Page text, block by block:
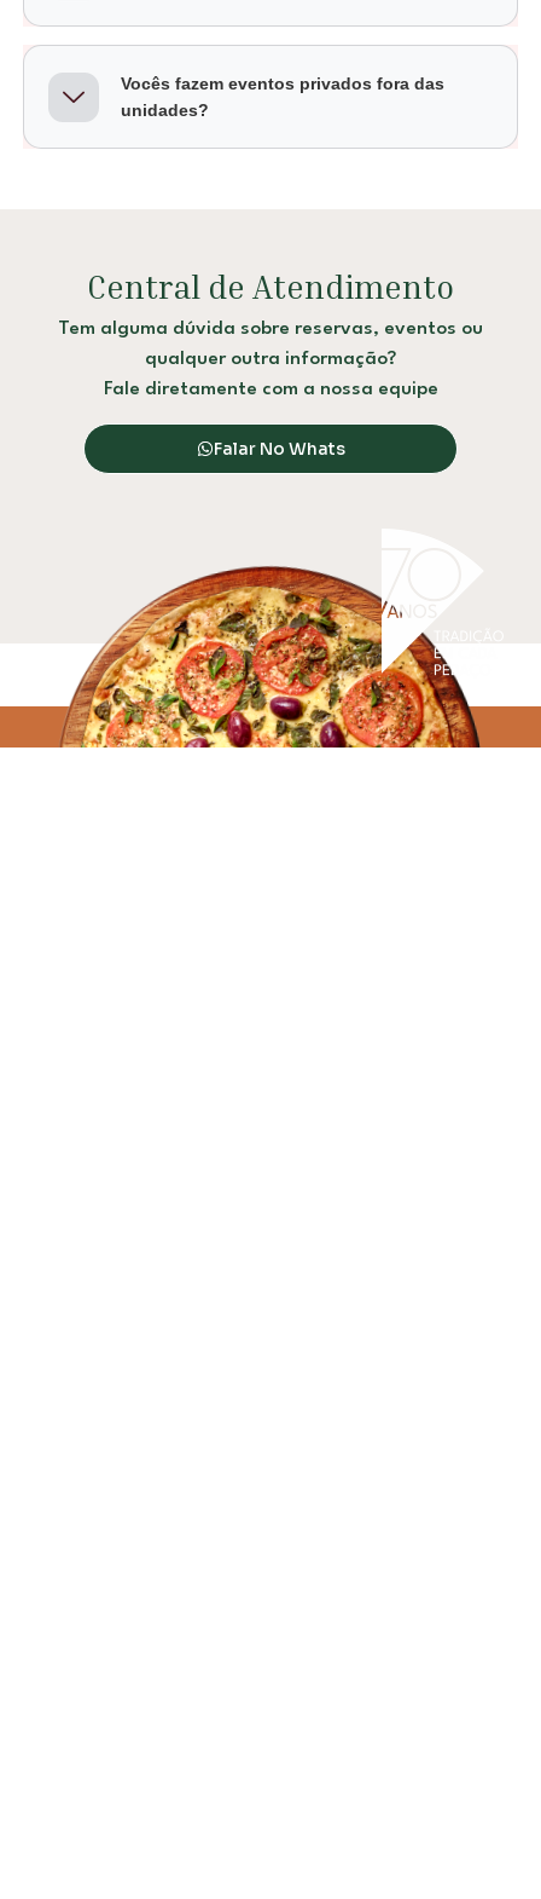
Vocês fazem eventos privados fora das
unidades?
Central de Atendimento
Tem alguma dúvida sobre reservas, eventos ou
qualquer outra informação?
Fale diretamente com a nossa equipe
Falar No Whats